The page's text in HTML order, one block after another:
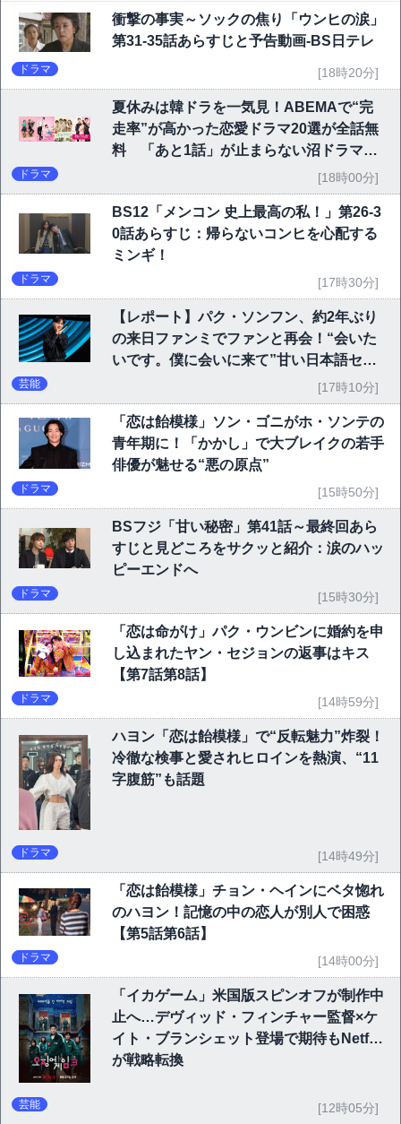
衝撃の事実～ソックの焦り「ウンヒの涙」
第31-35話あらすじと予告動画-BS日テレ
ドラマ [18時20分]
夏休みは韓ドラを一気見！ABEMAで“完
走率”が高かった恋愛ドラマ20選が全話無
料 「あと1話」が止まらない沼ドラマを
ドラマ [18時00分]
BS12「メンコン 史上最高の私！」第26-3
0話あらすじ：帰らないコンヒを心配する
ミンギ！
ドラマ [17時30分]
【レポート】パク・ソンフン、約2年ぶり
の来日ファンミでファンと再会！“会いた
いです。僕に会いに来て”甘い日本語セリ
芸能 [17時10分]
「恋は飴模様」ソン・ゴニがホ・ソンテの
青年期に！「かかし」で大ブレイクの若手
俳優が魅せる“悪の原点”
ドラマ [15時50分]
BSフジ「甘い秘密」第41話～最終回あら
すじと見どころをサクッと紹介：涙のハッ
ピーエンドへ
ドラマ [15時30分]
「恋は命がけ」パク・ウンビンに婚約を申
し込まれたヤン・セジョンの返事はキス
【第7話第8話】
ドラマ [14時59分]
ハヨン「恋は飴模様」で“反転魅力”炸裂！
冷徹な検事と愛されヒロインを熱演、“11
字腹筋”も話題
ドラマ [14時49分]
「恋は飴模様」チョン・ヘインにベタ惚れ
のハヨン！記憶の中の恋人が別人で困惑
【第5話第6話】
ドラマ [14時00分]
「イカゲーム」米国版スピンオフが制作中
止へ…デヴィッド・フィンチャー監督×ケ
イト・ブランシェット登場で期待もNetflix
が戦略転換
芸能 [12時05分]